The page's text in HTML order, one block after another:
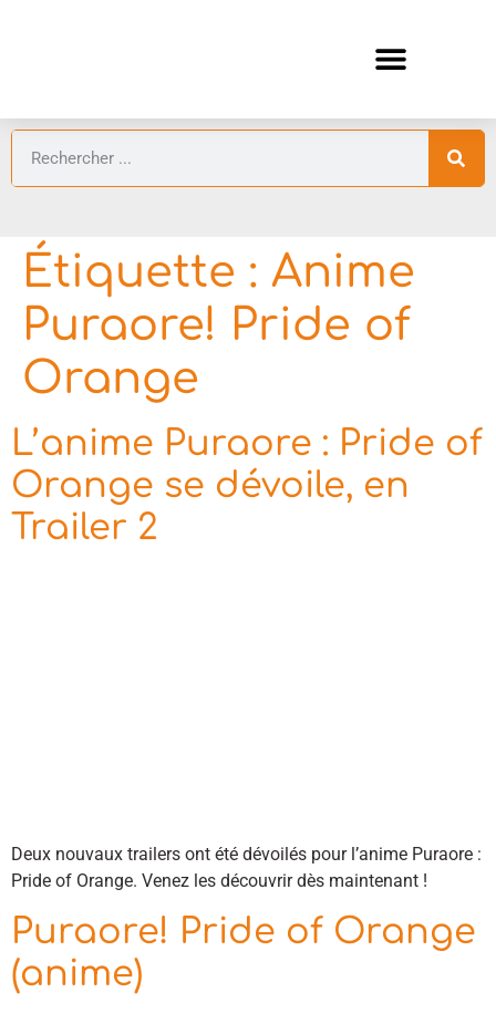
Étiquette : Anime
Puraore! Pride of
Orange
L’anime Puraore : Pride of
Orange se dévoile, en
Trailer 2
Deux nouvaux trailers ont été dévoilés pour l’anime Puraore :
Pride of Orange. Venez les découvrir dès maintenant !
Puraore! Pride of Orange
(anime)